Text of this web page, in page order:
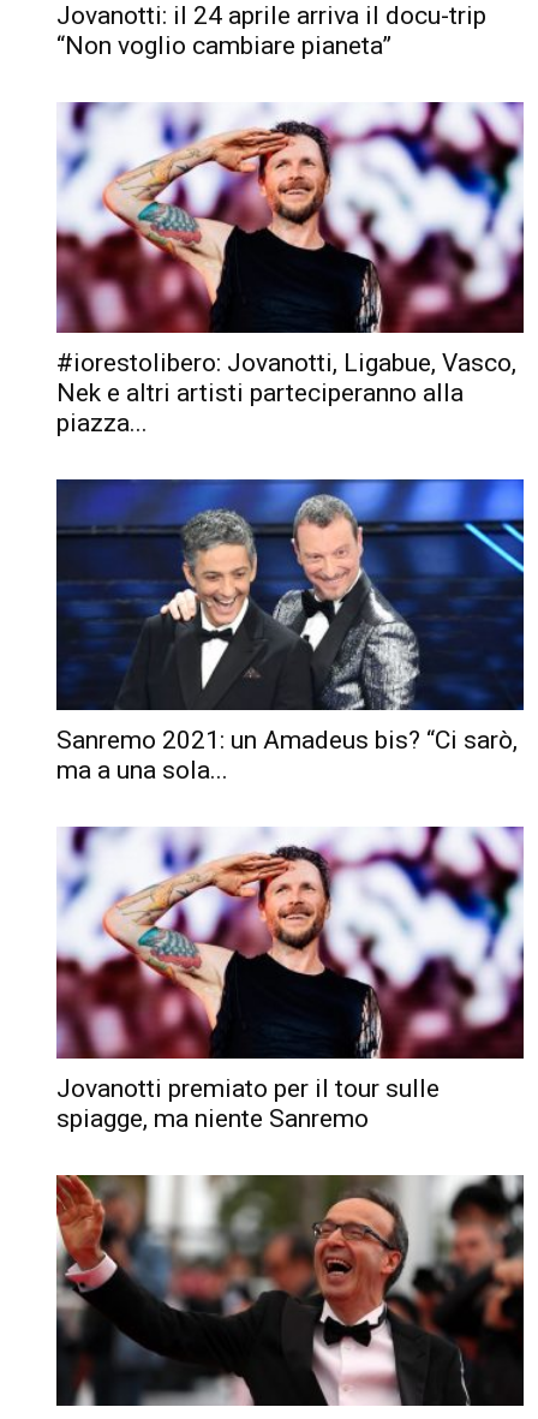
Jovanotti: il 24 aprile arriva il docu-trip
“Non voglio cambiare pianeta”
#iorestolibero: Jovanotti, Ligabue, Vasco,
Nek e altri artisti parteciperanno alla
piazza...
Sanremo 2021: un Amadeus bis? “Ci sarò,
ma a una sola...
Jovanotti premiato per il tour sulle
spiagge, ma niente Sanremo